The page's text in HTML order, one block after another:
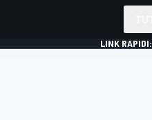
LINK RAPIDI: